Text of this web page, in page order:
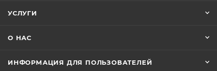
УСЛУГИ
О НАС
ИНФОРМАЦИЯ ДЛЯ ПОЛЬЗОВАТЕЛЕЙ